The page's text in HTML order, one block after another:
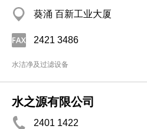
葵涌 百新工业大厦
2421 3486
水洁净及过滤设备
水之源有限公司
2401 1422